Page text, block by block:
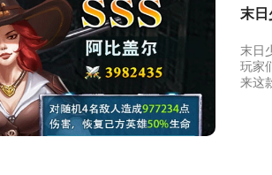
末日
末日
玩家
来这